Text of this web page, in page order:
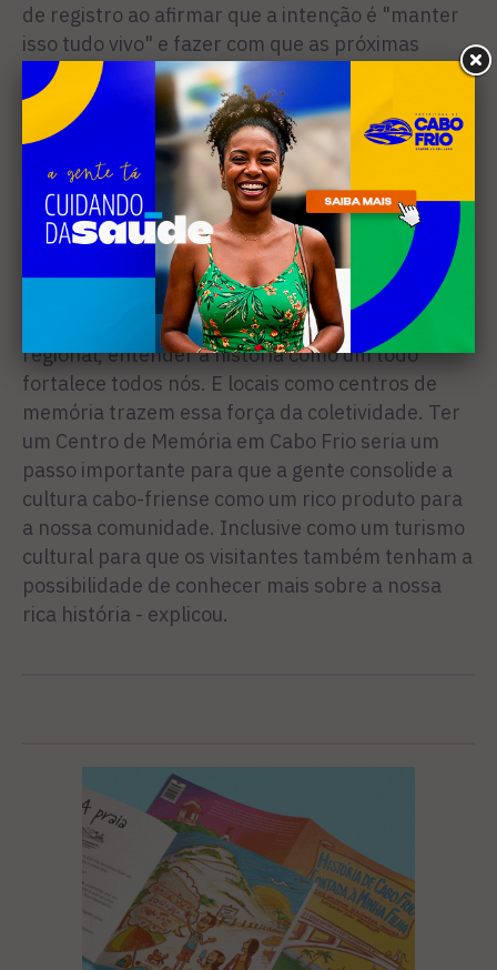
de registro ao afirmar que a intenção é "manter
isso tudo vivo" e fazer com que as próximas
gerações tenham acesso ao patrimônio histórico
e artístico. Ele defende que ter um local
centralizado facilitaria muito todas as pesquisas.
— Eu costumo sempre falar que se a gente não
souber de onde está vindo, também fica com
uma dificuldade de entender onde quer chegar. É
como se a gente estivesse vagando no espaço.
Fica muito a questão individual de cada artista.
Acho que para um fortalecimento da cultura
regional, entender a história como um todo
fortalece todos nós. E locais como centros de
memória trazem essa força da coletividade. Ter
um Centro de Memória em Cabo Frio seria um
passo importante para que a gente consolide a
cultura cabo-friense como um rico produto para
a nossa comunidade. Inclusive como um turismo
cultural para que os visitantes também tenham a
possibilidade de conhecer mais sobre a nossa
rica história - explicou.